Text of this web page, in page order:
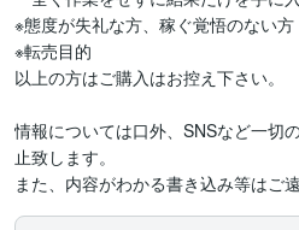
※態度が失礼な方、稼ぐ覚悟のない方
※転売目的
以上の方はご購入はお控え下さい。
情報については口外、SNSなど一切
止致します。
また、内容がわかる書き込み等はご